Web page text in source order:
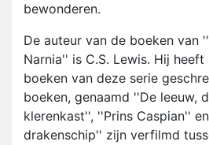
bewonderen.
De auteur van de boeken van
Narnia'' is C.S. Lewis. Hij
boeken van deze serie
boeken, genaamd ''De leeuw,
klerenkast'', ''Prins Caspian''
drakenschip'' zijn verfilmd